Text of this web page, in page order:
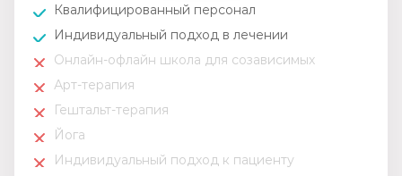
Квалифицированный персонал
Индивидуальный подход в лечении
Онлайн-офлайн школа для созависимых
Арт-терапия
Гештальт-терапия
Йога
Индивидуальный подход к пациенту